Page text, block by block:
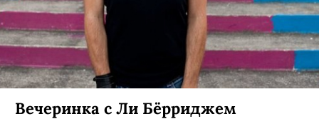
Вечеринка с Ли Бёрриджем